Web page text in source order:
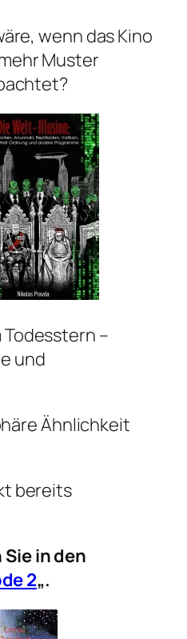
wenn das Kino
Muster
Todesstern –
und
Ähnlichkeit
bereits
in den
2„.